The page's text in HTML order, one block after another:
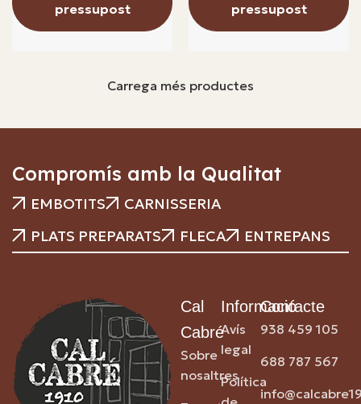
pressupost
pressupost
Carrega més productes
Compromís amb la Qualitat
EMBOTITS
CARNISSERIA
PLATS PREPARATS
FLECA ENTREPANS
Cal
Cabré
Sobre
nosaltres
Informació
Avís
legal
Política
Contacte
938 459 105
688 787 567